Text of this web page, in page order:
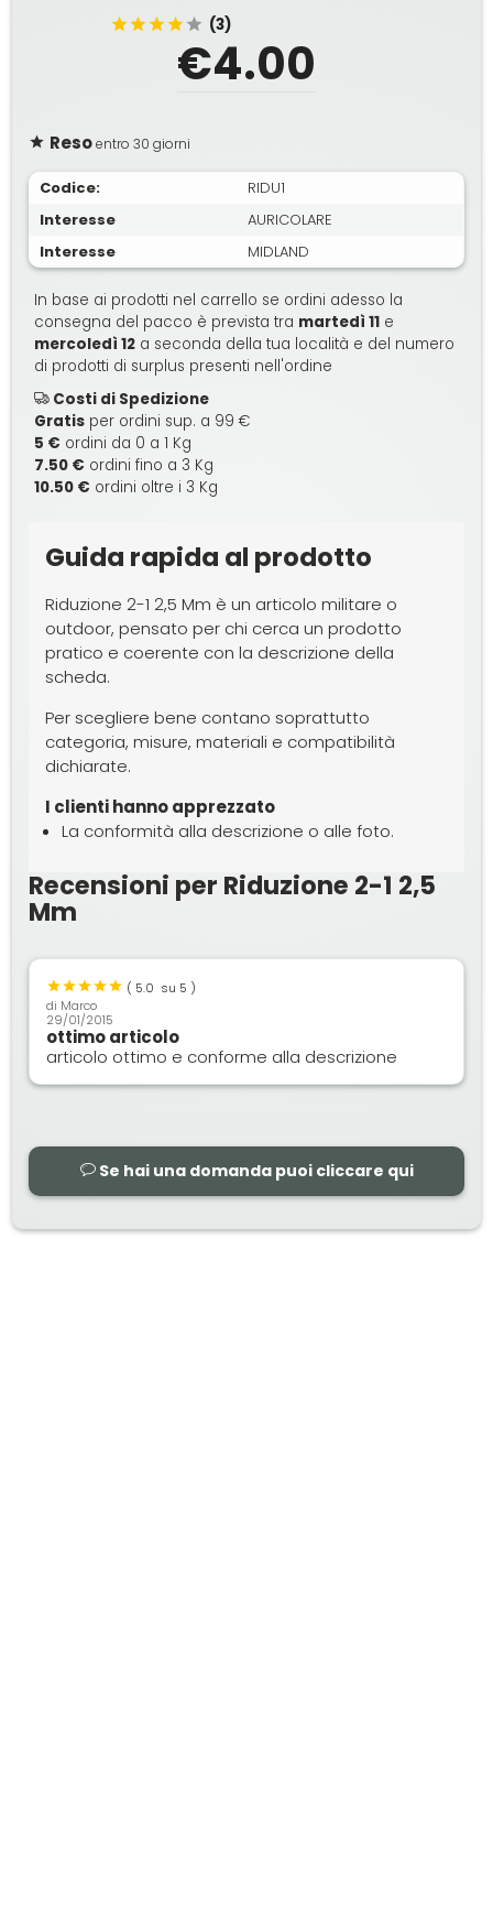
(3)
€4.00
Resoentro 30 giorni
Codice:
RIDU1
Interesse
AURICOLARE
Interesse
MIDLAND
In base ai prodotti nel carrello se ordini adesso la
consegna del pacco è prevista tra martedì 11 e
mercoledì 12 a seconda della tua località e del numero
di prodotti di surplus presenti nell'ordine
Costi di Spedizione
Gratis per ordini sup. a 99 €
5 € ordini da 0 a 1 Kg
7.50 € ordini fino a 3 Kg
10.50 € ordini oltre i 3 Kg
Guida rapida al prodotto
Riduzione 2-1 2,5 Mm è un articolo militare o
outdoor, pensato per chi cerca un prodotto
pratico e coerente con la descrizione della
scheda.
Per scegliere bene contano soprattutto
categoria, misure, materiali e compatibilità
dichiarate.
I clienti hanno apprezzato
La conformità alla descrizione o alle foto.
Recensioni per Riduzione 2-1 2,5
Mm
( 5.0 su 5 )
di Marco
29/01/2015
ottimo articolo
articolo ottimo e conforme alla descrizione
Se hai una domanda puoi cliccare qui